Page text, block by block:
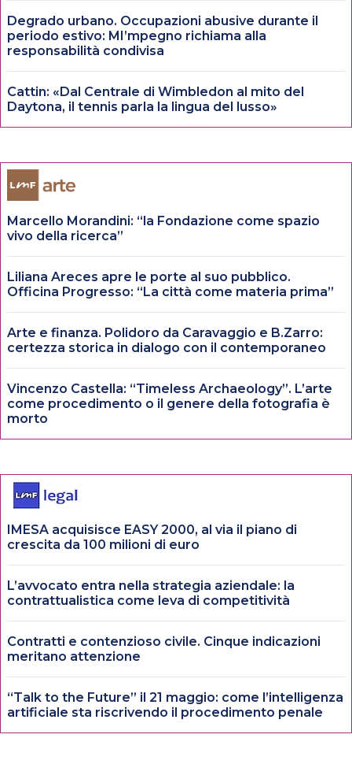
Degrado urbano. Occupazioni abusive durante il
periodo estivo: MI’mpegno richiama alla
responsabilità condivisa
Cattin: «Dal Centrale di Wimbledon al mito del
Daytona, il tennis parla la lingua del lusso»
Marcello Morandini: “la Fondazione come spazio
vivo della ricerca”
Liliana Areces apre le porte al suo pubblico.
Officina Progresso: “La città come materia prima”
Arte e finanza. Polidoro da Caravaggio e B.Zarro:
certezza storica in dialogo con il contemporaneo
Vincenzo Castella: “Timeless Archaeology”. L’arte
come procedimento o il genere della fotografia è
morto
IMESA acquisisce EASY 2000, al via il piano di
crescita da 100 milioni di euro
L’avvocato entra nella strategia aziendale: la
contrattualistica come leva di competitività
Contratti e contenzioso civile. Cinque indicazioni
meritano attenzione
“Talk to the Future” il 21 maggio: come l’intelligenza
artificiale sta riscrivendo il procedimento penale